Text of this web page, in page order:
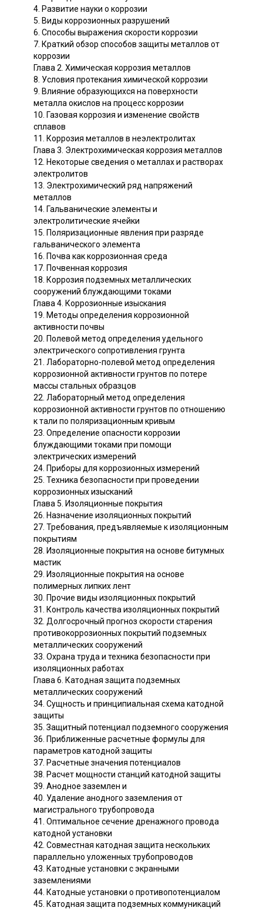
4. Развитие науки о коррозии
5. Виды коррозионных разрушений
6. Способы выражения скорости коррозии
7. Краткий обзор способов защиты металлов от
коррозии
Глава 2. Химическая коррозия металлов
8. Условия протекания химической коррозии
9. Влияние образующихся на поверхности
металла окислов на процесс коррозии
10. Газовая коррозия и изменение свойств
сплавов
11. Коррозия металлов в неэлектролитах
Глава 3. Электрохимическая коррозия металлов
12. Некоторые сведения о металлах и растворах
электролитов
13. Электрохимический ряд напряжений
металлов
14. Гальванические элементы и
электролитические ячейки
15. Поляризационные явления при разряде
гальванического элемента
16. Почва как коррозионная среда
17. Почвенная коррозия
18. Коррозия подземных металлических
сооружений блуждающими токами
Глава 4. Коррозионные изыскания
19. Методы определения коррозионной
активности почвы
20. Полевой метод определения удельного
электрического сопротивления грунта
21. Лабораторно-полевой метод определения
коррозионной активности грунтов по потере
массы стальных образцов
22. Лабораторный метод определения
коррозионной активности грунтов по отношению
к тали по поляризационным кривым
23. Определение опасности коррозии
блуждающими токами при помощи
электрических измерений
24. Приборы для коррозионных измерений
25. Техника безопасности при проведении
коррозионных изысканий
Глава 5. Изоляционные покрытия
26. Назначение изоляционных покрытий
27. Требования, предъявляемые к изоляционным
покрытиям
28. Изоляционные покрытия на основе битумных
мастик
29. Изоляционные покрытия на основе
полимерных липких лент
30. Прочие виды изоляционных покрытий
31. Контроль качества изоляционных покрытий
32. Долгосрочный прогноз скорости старения
противокоррозионных покрытий подземных
металлических сооружений
33. Охрана труда и техника безопасности при
изоляционных работах
Глава 6. Катодная защита подземных
металлических сооружений
34. Сущность и принципиальная схема катодной
защиты
35. Защитный потенциал подземного сооружения
36. Приближенные расчетные формулы для
параметров катодной защиты
37. Расчетные значения потенциалов
38. Расчет мощности станций катодной защиты
39. Анодное заземлен и
40. Удаление анодного заземления от
магистрального трубопровода
41. Оптимальное сечение дренажного провода
катодной установки
42. Совместная катодная защита нескольких
параллельно уложенных трубопроводов
43. Катодные установки с экранными
заземлениями
44. Катодные установки о противопотенциалом
45. Катодная защита подземных коммуникаций